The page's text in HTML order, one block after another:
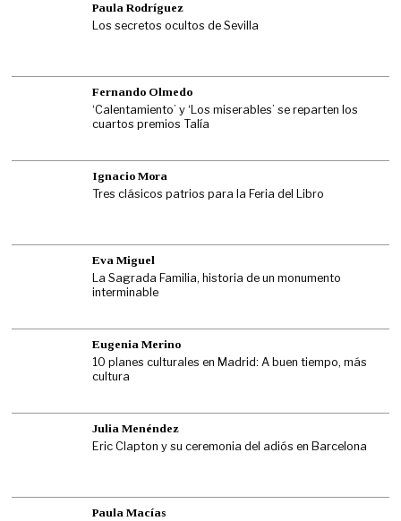
Paula Rodríguez
Los secretos ocultos de Sevilla
Fernando Olmedo
‘Calentamiento’ y ‘Los miserables’ se reparten los
cuartos premios Talía
Ignacio Mora
Tres clásicos patrios para la Feria del Libro
Eva Miguel
La Sagrada Familia, historia de un monumento
interminable
Eugenia Merino
10 planes culturales en Madrid: A buen tiempo, más
cultura
Julia Menéndez
Eric Clapton y su ceremonia del adiós en Barcelona
Paula Macías